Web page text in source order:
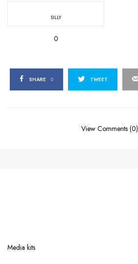
SILLY
0
SHARE 0 TWEET
View Comments (0)
Media kits